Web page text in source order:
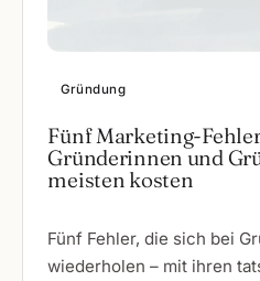
Gründung
Fünf Marketing-
Gründerinnen und
meisten kosten
Fünf Fehler, die sich bei
wiederholen – mit ihren